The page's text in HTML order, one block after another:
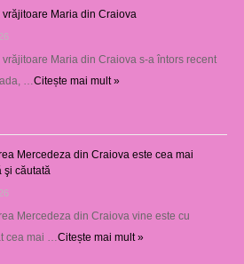
Maria din Craiova
Maria din Craiova s-a întors recent
… Citește mai mult »
Mercedeza din Craiova este cea mai
şi căutată
Mercedeza din Craiova vine este cu
cea mai … Citește mai mult »